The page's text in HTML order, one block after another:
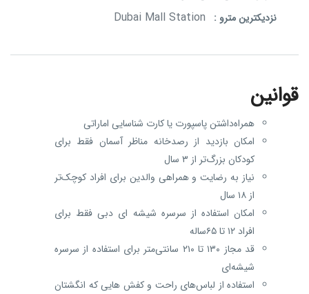
نزدیکترین مترو : Dubai Mall Station
قوانین
همراه‌داشتن پاسپورت یا کارت شناسایی اماراتی
امکان بازدید از رصدخانه مناظر آسمان فقط برای
کودکان بزرگ‌تر از ۳ سال
نیاز به رضایت و همراهی والدین برای افراد کوچک‌تر
از ۱۸ سال
امکان استفاده از سرسره شیشه ای دبی فقط برای
افراد ۱۲ تا ۶۵ساله
قد مجاز ۱۳۰ تا ۲۱۰ سانتی‌متر برای استفاده از سرسره
شیشه‌ای
استفاده از لباس‌های راحت و کفش هایی که انگشتان